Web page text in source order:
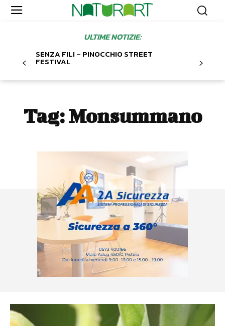
ULTIME NOTIZIE:
SENZA FILI – PINOCCHIO STREET
FESTIVAL
Tag:Monsummano